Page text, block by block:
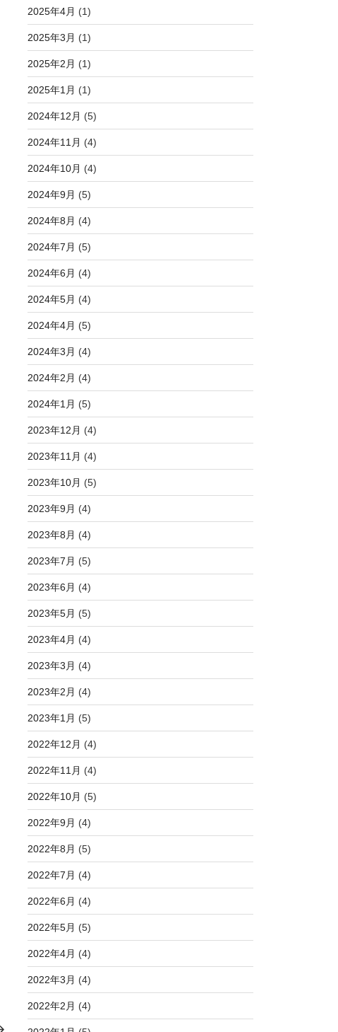
2025年4月 (1)
2025年3月 (1)
2025年2月 (1)
2025年1月 (1)
2024年12月 (5)
2024年11月 (4)
2024年10月 (4)
2024年9月 (5)
2024年8月 (4)
2024年7月 (5)
2024年6月 (4)
2024年5月 (4)
2024年4月 (5)
2024年3月 (4)
2024年2月 (4)
2024年1月 (5)
2023年12月 (4)
2023年11月 (4)
2023年10月 (5)
2023年9月 (4)
2023年8月 (4)
2023年7月 (5)
2023年6月 (4)
2023年5月 (5)
2023年4月 (4)
2023年3月 (4)
2023年2月 (4)
2023年1月 (5)
2022年12月 (4)
2022年11月 (4)
2022年10月 (5)
2022年9月 (4)
2022年8月 (5)
2022年7月 (4)
2022年6月 (4)
2022年5月 (5)
2022年4月 (4)
2022年3月 (4)
2022年2月 (4)